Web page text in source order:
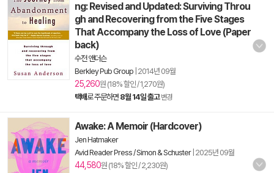
ng: Revised and Updated: Surviving Throu
gh and Recovering from the Five Stages
That Accompany the Loss of Love (Paper
back)
수전 앤더슨
Berkley Pub Group 2014년 09월
25,260원 (18% 할인 / 1,270원)
택배로 주문하면 8월 14일 출고 변경
Awake: A Memoir (Hardcover)
Jen Hatmaker
Avid Reader Press / Simon & Schuster| 2025년 09월
44,580원 (18% 할인 / 2,230원)